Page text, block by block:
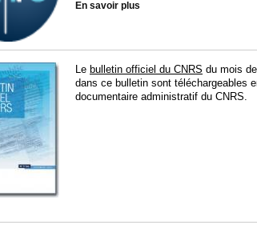
En savoir plus
Le bulletin officiel du CNRS du mois
dans ce bulletin sont téléchargeables
documentaire administratif du CNRS.